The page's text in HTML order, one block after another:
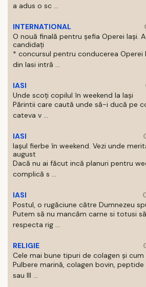
a adus o sc ...
INTERNATIONAL
O nouă finală pentru șefia Operei Iași.
candidați
* concursul pentru conducerea Operei
din Iasi intră ...
IASI
Unde scoți copilul în weekend la Iași
Părintii care caută unde să-i ducă pe
cateva v ...
IASI
Iașul fierbe în weekend. Vezi unde
august
Dacă nu ai făcut incă planuri pentru
complică s ...
IASI
Postul, o rugăciune către Dumnezeu
Putem să nu mancăm carne si totusi
respecta rig ...
RELIGIE
Cele mai bune tipuri de colagen și
Pulbere marină, colagen bovin, peptide
sau III ...